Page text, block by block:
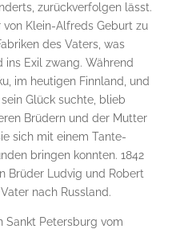
zurückverfolgen lässt.
Klein-Alfreds Geburt zu
des Vaters, was
ins Exil zwang. Während
im heutigen Finnland, und
Glück suchte, blieb
Brüdern und der Mutter
sich mit einem Tante-
bringen konnten. 1842
Brüder Ludvig und Robert
nach Russland.
Sankt Petersburg vom